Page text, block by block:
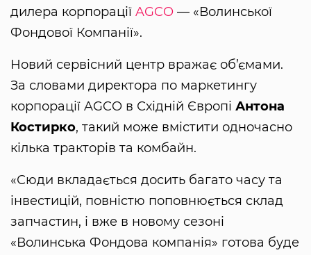
дилера корпорації AGCO — «Волинської
Фондової Компанії».
Новий сервісний центр вражає об’ємами.
За словами директора по маркетингу
корпорації AGCO в Східній Європі Антона
Костирко, такий може вмістити одночасно
кілька тракторів та комбайн.
«Сюди вкладається досить багато часу та
інвестицій, повністю поповнюється склад
запчастин, і вже в новому сезоні
«Волинська Фондова компанія» готова буде